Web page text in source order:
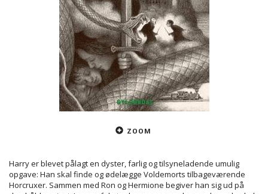
ZOOM
Harry er blevet pålagt en dyster, farlig og tilsyneladende umulig
opgave: Han skal finde og ødelægge Voldemorts tilbageværende
Horcruxer. Sammen med Ron og Hermione begiver han sig ud på